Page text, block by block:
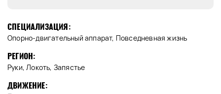
СПЕЦИАЛИЗАЦИЯ:
Опорно-двигательный аппарат, Повседневная жизнь
РЕГИОН:
Руки, Локоть, Запястье
ДВИЖЕНИЕ: